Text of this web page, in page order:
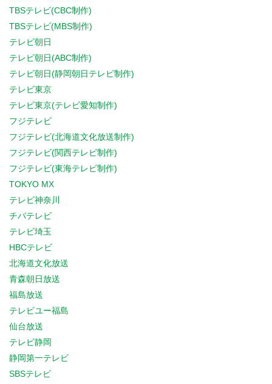
TBSテレビ(CBC制作)
TBSテレビ(MBS制作)
テレビ朝日
テレビ朝日(ABC制作)
テレビ朝日(静岡朝日テレビ制作)
テレビ東京
テレビ東京(テレビ愛知制作)
フジテレビ
フジテレビ(北海道文化放送制作)
フジテレビ(関西テレビ制作)
フジテレビ(東海テレビ制作)
TOKYO MX
テレビ神奈川
チバテレビ
テレビ埼玉
HBCテレビ
北海道文化放送
青森朝日放送
福島放送
テレビユー福島
仙台放送
テレビ静岡
静岡第一テレビ
SBSテレビ